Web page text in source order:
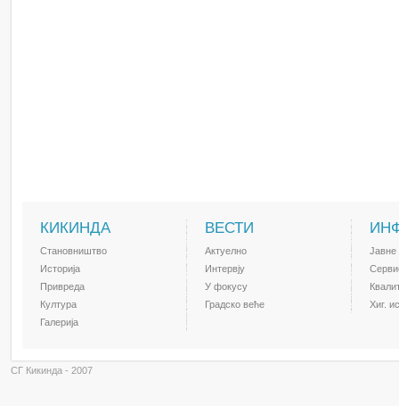
КИКИНДА
Становништво
Историја
Привреда
Култура
Галерија
ВЕСТИ
Актуелно
Интервју
У фокусу
Градско веће
Јавне
Хиг.
СГ Кикинда - 2007